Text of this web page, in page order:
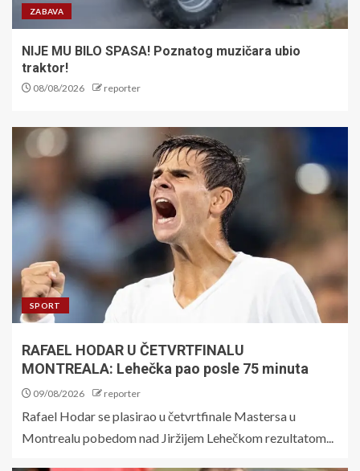
ZABAVA
NIJE MU BILO SPASA! Poznatog muzičara ubio
traktor!
08/08/2026 reporter
SPORT
RAFAEL HODAR U ČETVRTFINALU
MONTREALA: Lehečka pao posle 75 minuta
09/08/2026 reporter
Rafael Hodar se plasirao u četvrtfinale Mastersa u
Montrealu pobedom nad Jiržijem Lehečkom rezultatom...